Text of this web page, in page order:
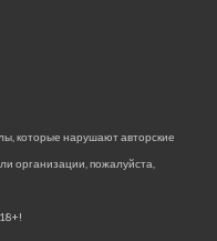
которые нарушают авторские
организации, пожалуйста,